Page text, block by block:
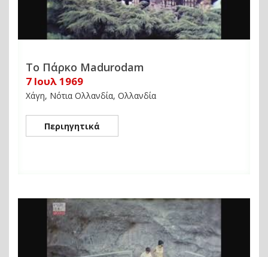
Το Πάρκο Madurodam
7 Ιουλ 1969
Χάγη, Νότια Ολλανδία, Ολλανδία
Περιηγητικά